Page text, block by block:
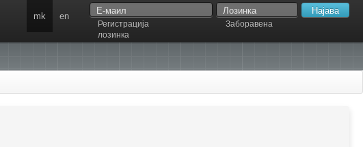
Регистрација
Заборавена
лозинка
mk en